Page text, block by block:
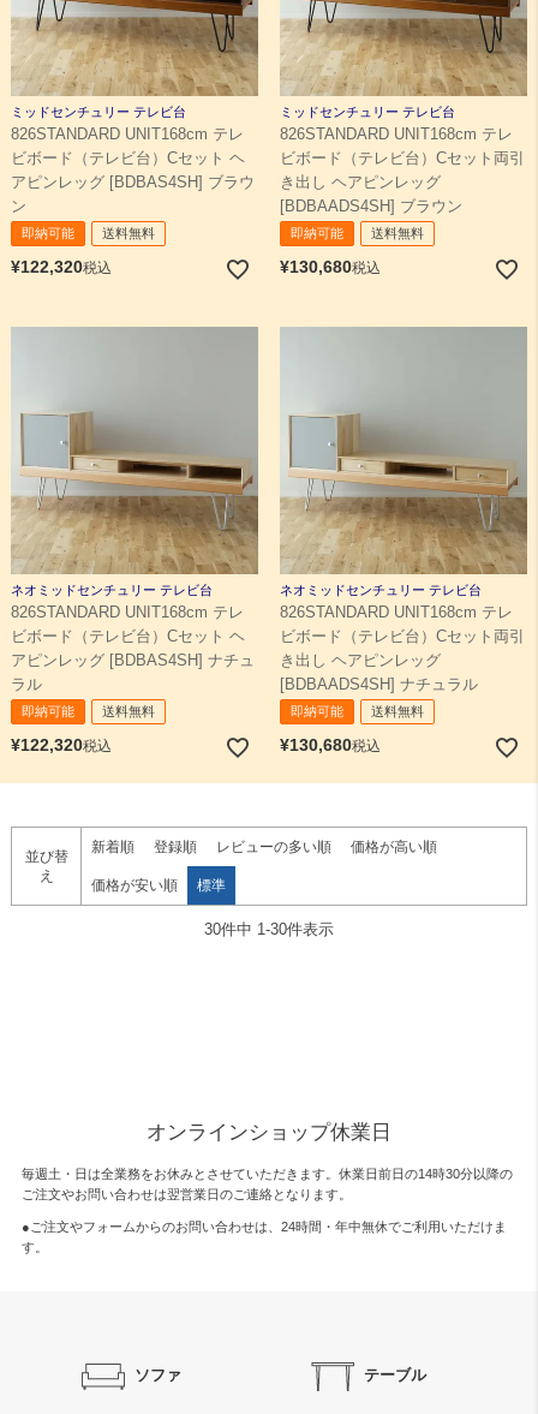
ミッドセンチュリー テレビ台
826STANDARD UNIT168cm テレ
ビボード（テレビ台）Cセット ヘ
アピンレッグ [BDBAS4SH] ブラウ
ン
即納可能 送料無料
¥122,320税込
ミッドセンチュリー テレビ台
826STANDARD UNIT168cm テレ
ビボード（テレビ台）Cセット両引
き出し ヘアピンレッグ
[BDBAADS4SH] ブラウン
即納可能 送料無料
¥130,680税込
ネオミッドセンチュリー テレビ台
826STANDARD UNIT168cm テレ
ビボード（テレビ台）Cセット ヘ
アピンレッグ [BDBAS4SH] ナチュ
ラル
即納可能 送料無料
¥122,320税込
ネオミッドセンチュリー テレビ台
826STANDARD UNIT168cm テレ
ビボード（テレビ台）Cセット両引
き出し ヘアピンレッグ
[BDBAADS4SH] ナチュラル
即納可能 送料無料
¥130,680税込
並び替
え
新着順 登録順 レビューの多い順 価格が高い順
価格が安い順 標準
30件中 1-30件表示
オンラインショップ休業日
毎週土・日は全業務をお休みとさせていただきます。休業日前日の14時30分以降の
ご注文やお問い合わせは翌営業日のご連絡となります。
●ご注文やフォームからのお問い合わせは、 24時間・年中無休でご利用いただけま
す。
ソファ テーブル